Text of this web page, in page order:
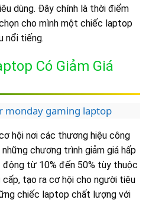
dùng. Đây chính là thời điểm
cho mình một chiếc laptop
nổi tiếng.
Có Giảm Giá
monday gaming laptop
hội nơi các thương hiệu công
chương trình giảm giá hấp
từ 10% đến 50% tùy thuộc
cấp, tạo ra cơ hội cho người tiêu
chiếc laptop chất lượng với